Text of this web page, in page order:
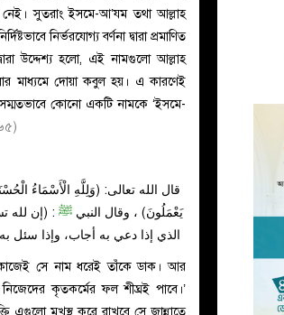
নেই। সুতরাং ইসমে-আ’যম তথা আল্লাহ
নির্ভরযোগ্য বর্ণনা দ্বারা প্রমাণিত
উদ্দেশ্য হলো, এই নামগুলো আল্লাহ
মাধ্যমে দোয়া কবুল হয়। এ কারণেই
সম্মতভাবে কোনো একটি নামকে ‘ইসমে-
قال الله تعالى: (وَلِلَّهِ الْأَسْمَاءُ
يَعْمَلُونَ) ، وقال النبي ﷺ : (إن لله
الذي إذا دعي به أجاب، وإذا سئل
সে নাম ধরেই তাঁকে ডাক। আর
কৃতকর্মের ফল শীঘ্রই পাবে।’